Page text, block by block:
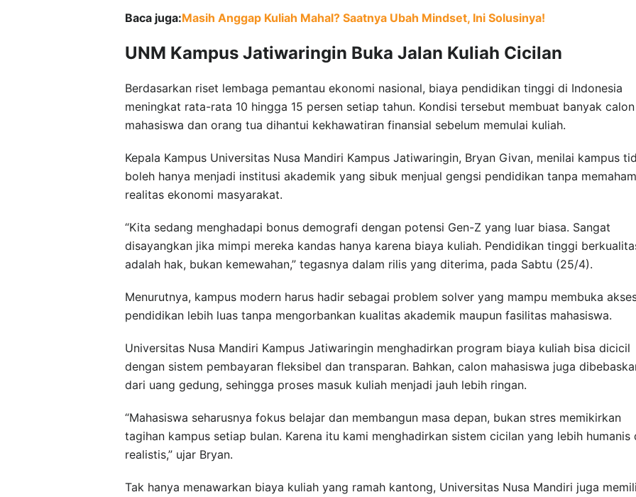
Baca juga:Masih Anggap Kuliah Mahal? Saatnya Ubah Mindset, Ini Solusinya!
UNM Kampus Jatiwaringin Buka Jalan Kuliah Cicilan
Berdasarkan riset lembaga pemantau ekonomi nasional, biaya pendidikan tinggi di Indonesia
meningkat rata-rata 10 hingga 15 persen setiap tahun. Kondisi tersebut membuat banyak calon
mahasiswa dan orang tua dihantui kekhawatiran finansial sebelum memulai kuliah.
Kepala Kampus Universitas Nusa Mandiri Kampus Jatiwaringin, Bryan Givan, menilai kampus
boleh hanya menjadi institusi akademik yang sibuk menjual gengsi pendidikan tanpa
realitas ekonomi masyarakat.
“Kita sedang menghadapi bonus demografi dengan potensi Gen-Z yang luar biasa. Sangat
disayangkan jika mimpi mereka kandas hanya karena biaya kuliah. Pendidikan tinggi
adalah hak, bukan kemewahan,” tegasnya dalam rilis yang diterima, pada Sabtu (25/4).
Menurutnya, kampus modern harus hadir sebagai problem solver yang mampu membuka
pendidikan lebih luas tanpa mengorbankan kualitas akademik maupun fasilitas mahasiswa.
Universitas Nusa Mandiri Kampus Jatiwaringin menghadirkan program biaya kuliah bisa dicicil
dengan sistem pembayaran fleksibel dan transparan. Bahkan, calon mahasiswa juga
dari uang gedung, sehingga proses masuk kuliah menjadi jauh lebih ringan.
“Mahasiswa seharusnya fokus belajar dan membangun masa depan, bukan stres memikirkan
tagihan kampus setiap bulan. Karena itu kami menghadirkan sistem cicilan yang lebih humanis
realistis,” ujar Bryan.
Tak hanya menawarkan biaya kuliah yang ramah kantong, Universitas Nusa Mandiri juga